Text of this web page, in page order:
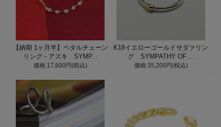
【納期 1ヶ月半】ペタルチェーン
リング - アズキ SYMP...
価格:17,600円(税込)
K18イエローゴールドサダァリン
グ SYMPATHY OF ...
価格:35,200円(税込)